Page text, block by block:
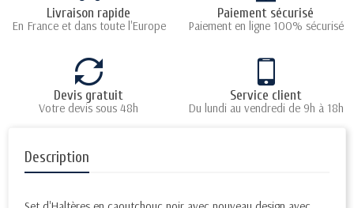
Livraison rapide
En France et dans toute l'Europe
Paiement sécurisé
Paiement en ligne 100% sécurisé
Devis gratuit
Votre devis sous 48h
Service client
Du lundi au vendredi de 9h à 18h
Description